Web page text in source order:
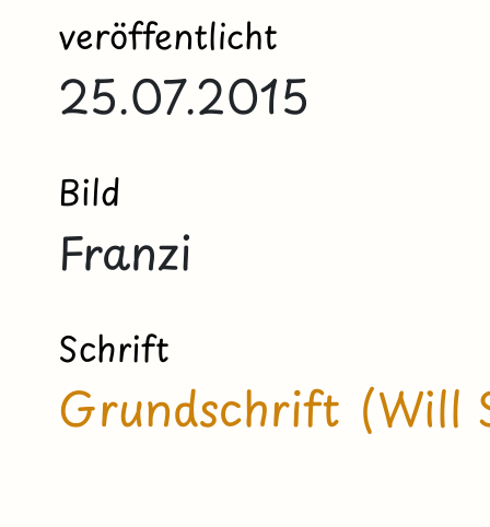
veröffentlicht
25.07.2015
Bild
Franzi
Schrift
Grundschrift (Will